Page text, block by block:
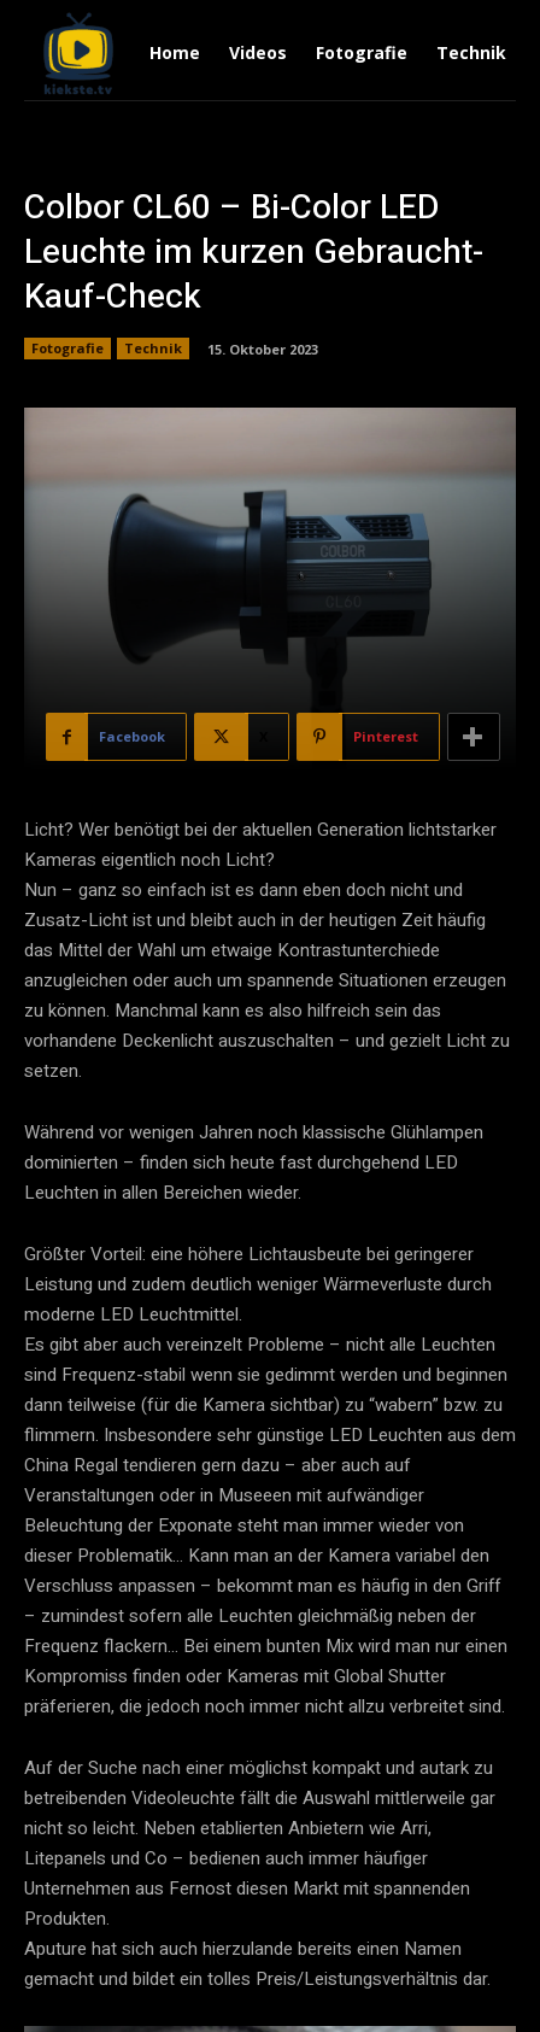
Home Videos Fotografie Technik
Colbor CL60 – Bi-Color LED
Leuchte im kurzen Gebraucht-
Kauf-Check
Fotografie Technik 15. Oktober 2023
Facebook Pinterest
Licht? Wer benötigt bei der aktuellen Generation lichtstarker
Kameras eigentlich noch Licht?
Nun – ganz so einfach ist es dann eben doch nicht und
Zusatz-Licht ist und bleibt auch in der heutigen Zeit häufig
das Mittel der Wahl um etwaige Kontrastunterchiede
anzugleichen oder auch um spannende Situationen erzeugen
zu können. Manchmal kann es also hilfreich sein das
vorhandene Deckenlicht auszuschalten – und gezielt Licht zu
setzen.
Während vor wenigen Jahren noch klassische Glühlampen
dominierten – finden sich heute fast durchgehend LED
Leuchten in allen Bereichen wieder.
Größter Vorteil: eine höhere Lichtausbeute bei geringerer
Leistung und zudem deutlich weniger Wärmeverluste durch
moderne LED Leuchtmittel.
Es gibt aber auch vereinzelt Probleme – nicht alle Leuchten
sind Frequenz-stabil wenn sie gedimmt werden und beginnen
dann teilweise (für die Kamera sichtbar) zu “wabern” bzw. zu
flimmern. Insbesondere sehr günstige LED Leuchten aus dem
China Regal tendieren gern dazu – aber auch auf
Veranstaltungen oder in Museeen mit aufwändiger
Beleuchtung der Exponate steht man immer wieder von
dieser Problematik… Kann man an der Kamera variabel den
Verschluss anpassen – bekommt man es häufig in den Griff
– zumindest sofern alle Leuchten gleichmäßig neben der
Frequenz flackern… Bei einem bunten Mix wird man nur einen
Kompromiss finden oder Kameras mit Global Shutter
präferieren, die jedoch noch immer nicht allzu verbreitet sind.
Auf der Suche nach einer möglichst kompakt und autark zu
betreibenden Videoleuchte fällt die Auswahl mittlerweile gar
nicht so leicht. Neben etablierten Anbietern wie Arri,
Litepanels und Co – bedienen auch immer häufiger
Unternehmen aus Fernost diesen Markt mit spannenden
Produkten.
Aputure hat sich auch hierzulande bereits einen Namen
gemacht und bildet ein tolles Preis/Leistungsverhältnis dar.